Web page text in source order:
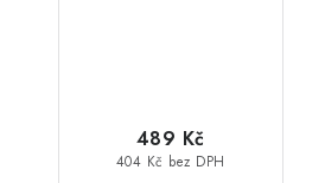
404 Kč bez DPH
489 Kč